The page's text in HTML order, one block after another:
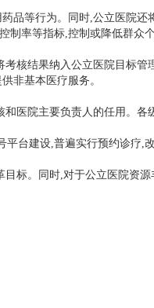
等行为。同时,公立医院还
率等指标,控制或降低群众
核结果纳入公立医院目标管
非基本医疗服务。
医院主要负责人的任用。各
台建设,普遍实行预约诊疗,
标。同时,对于公立医院资源